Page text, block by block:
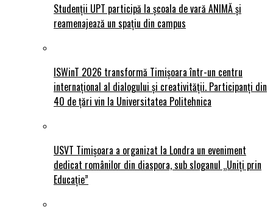
Studenții UPT participă la școala de vară ANIMĂ și
reamenajează un spațiu din campus
ISWinT 2026 transformă Timișoara într-un centru
internațional al dialogului și creativității. Participanți din
40 de țări vin la Universitatea Politehnica
USVT Timișoara a organizat la Londra un eveniment
dedicat românilor din diaspora, sub sloganul „Uniți prin
Educație”